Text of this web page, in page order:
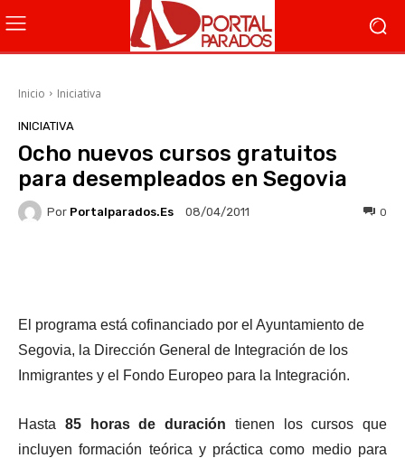
Inicio Iniciativa
INICIATIVA
Ocho nuevos cursos gratuitos
para desempleados en Segovia
Por Portalparados.es 08/04/2011 0
El programa está cofinanciado por el Ayuntamiento de
Segovia, la Dirección General de Integración de los
Inmigrantes y el Fondo Europeo para la Integración.
Hasta 85 horas de duración tienen los cursos que
incluyen formación teórica y práctica como medio para